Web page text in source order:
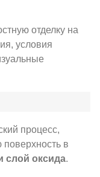
отделку на
условия
процесс,
в
слой оксида.